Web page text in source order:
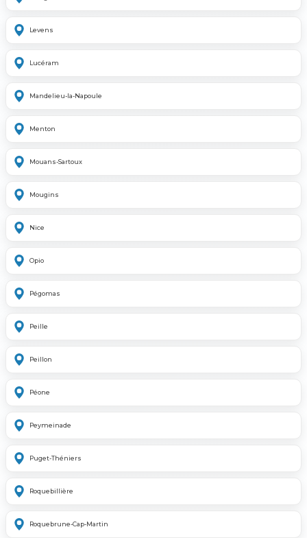
Levens
Lucéram
Mandelieu-la-Napoule
Menton
Mouans-Sartoux
Mougins
Nice
Opio
Pégomas
Peille
Peillon
Péone
Peymeinade
Puget-Théniers
Roquebillière
Roquebrune-Cap-Martin